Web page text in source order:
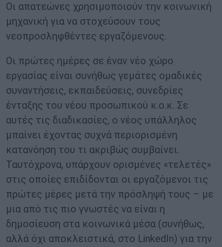
Οι απατεώνες χρησιμοποιούν την κοινωνική
μηχανική για να στοχεύσουν τους
νεοπροσληφθέντες εργαζόμενους.
Οι πρώτες ημέρες σε έναν νέο χώρο
εργασίας είναι συνήθως γεμάτες ομαδικές
συναντήσεις, εκπαιδεύσεις, συνεδρίες
ένταξης του νέου προσωπικού κ.ο.κ. Σε
αυτές τις διαδικασίες, ο νέος υπάλληλος
μπαίνει έχοντας συχνά περιορισμένη
κατανόηση του τι ακριβώς συμβαίνει.
Ταυτόχρονα, υπάρχουν ορισμένες «τελετές»
στις οποίες επιδίδονται οι εργαζόμενοι τις
πρώτες μέρες μετά την πρόσληψή τους – με
μια από τις πιο γνωστές να είναι η
δημοσίευση στα κοινωνικά μέσα (συνήθως,
αλλά όχι αποκλειστικά, στο LinkedIn) για την